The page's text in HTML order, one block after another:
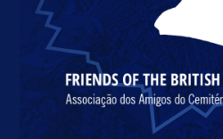
LAS
MAYOR GENERAL